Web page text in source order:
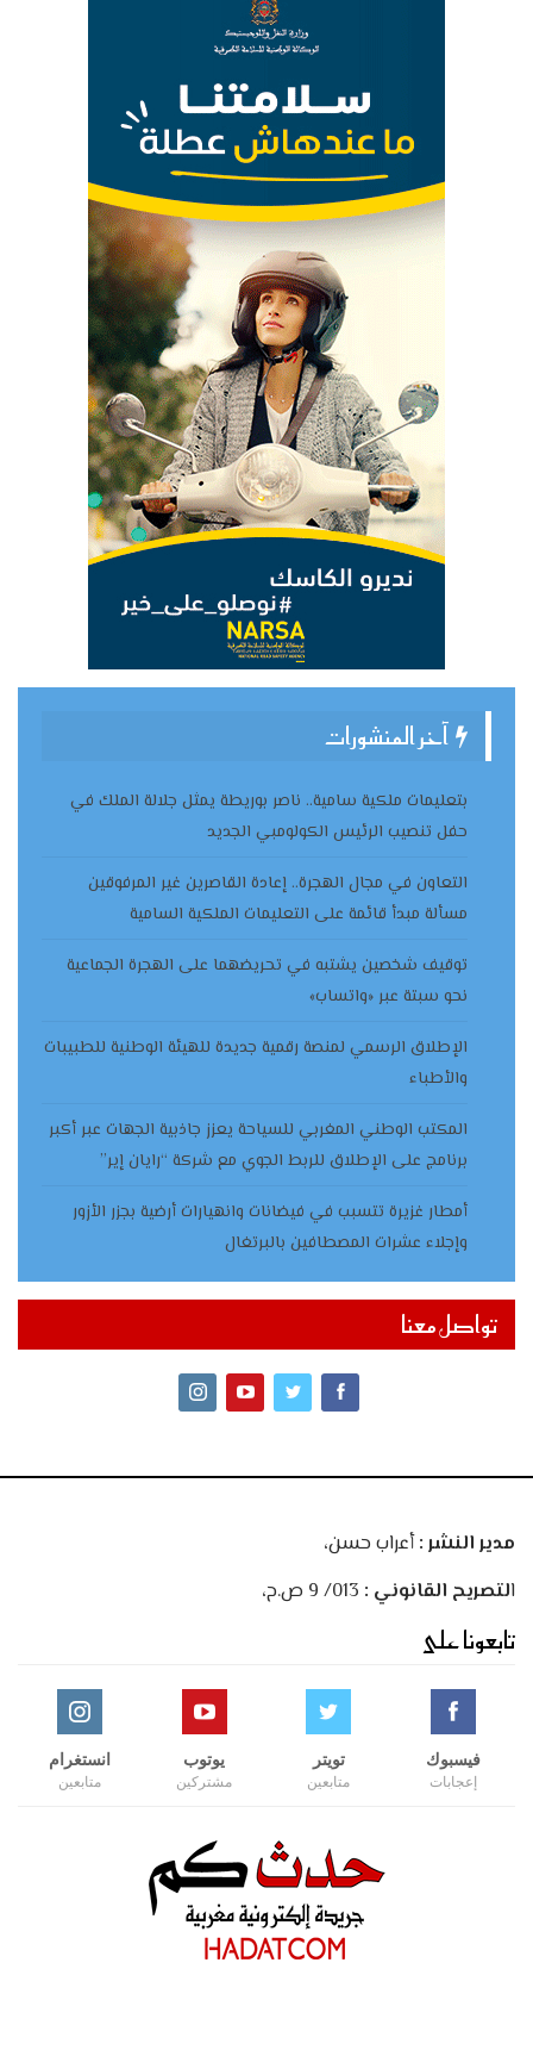
آخر المنشورات
بتعليمات ملكية سامية.. ناصر بوريطة يمثل جلالة الملك في
حفل تنصيب الرئيس الكولومبي الجديد
التعاون في مجال الهجرة.. إعادة القاصرين غير المرفوقين
مسألة مبدأ قائمة على التعليمات الملكية السامية
توقيف شخصين يشتبه في تحريضهما على الهجرة الجماعية
نحو سبتة عبر «واتساب»
الإطلاق الرسمي لمنصة رقمية جديدة للهيئة الوطنية للطبيبات
والأطباء
المكتب الوطني المغربي للسياحة يعزز جاذبية الجهات عبر أكبر
برنامج على الإطلاق للربط الجوي مع شركة “رايان إير”
أمطار غزيرة تتسبب في فيضانات وانهيارات أرضية بجزر الأزور
وإجلاء عشرات المصطافين بالبرتغال
تواصل معنا
مدير النشر :أعراب حسن،
التصريح القانوني :
تابعونا على
فيسبوك
إعجابات
تويتر
متابعين
يوتوب
مشتركين
انستغرام
متابعين